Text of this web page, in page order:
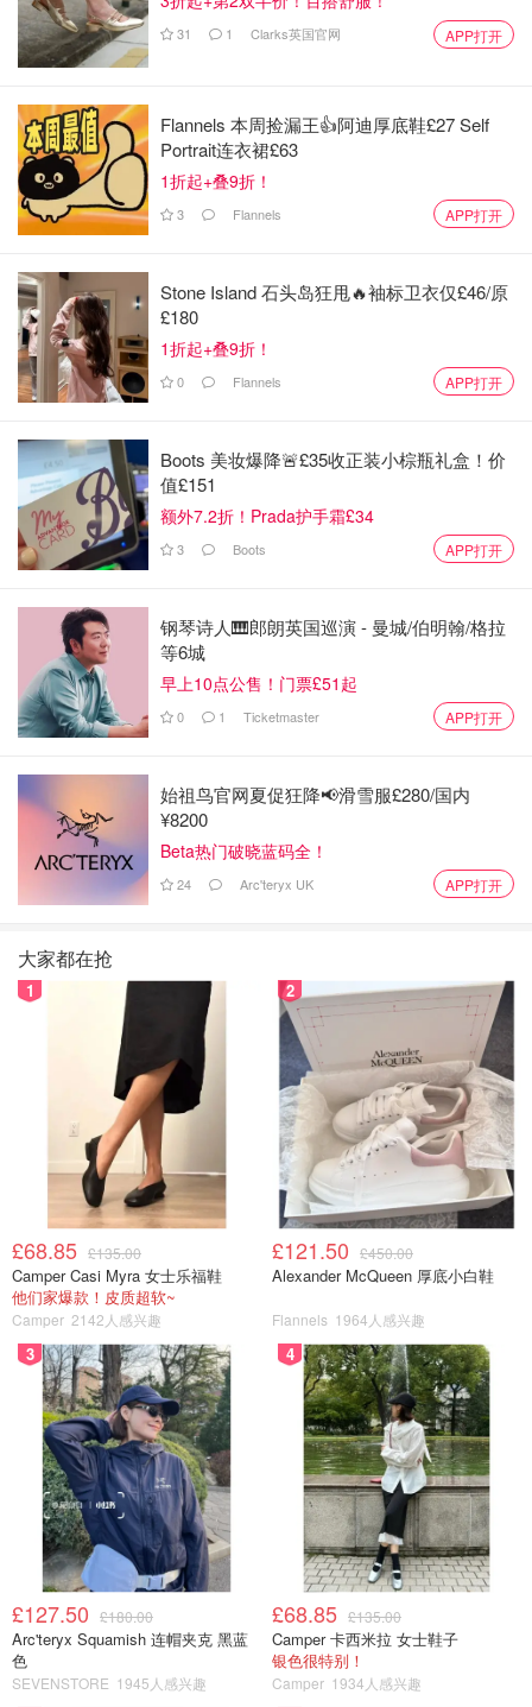
即使都是lvp 质地，但是有些是边沿带齿的 直接拼起来就行
最下面这层绿色 就是pad
我感觉lvp地板 下面的pad越厚 就越贵一些 可能厚一点的
pad 踩着软和吧
31 1 Clarks英国官网 APP打开
Flannels 本周捡漏王👍阿迪厚底鞋£27 Self
Portrait连衣裙£63
1折起+叠9折！
3 Flannels APP打开
Stone Island 石头岛狂甩🔥袖标卫衣仅£46/原
£180
1折起+叠9折！
0 Flannels APP打开
Boots 美妆爆降🚨£35收正装小棕瓶礼盒！价
值£151
额外7.2折！Prada护手霜£34
3 Boots APP打开
钢琴诗人🎹郎朗英国巡演 - 曼城/伯明翰/格拉
等6城
早上10点公售！门票£51起
0 1 Ticketmaster APP打开
始祖鸟官网夏促狂降📢滑雪服£280/国内
¥8200
Beta热门破晓蓝码全！
24 Arc'teryx UK APP打开
大家都在抢
1
£68.85 £135.00
Camper Casi Myra 女士乐福鞋
他们家爆款！皮质超软~
Camper 2142人感兴趣
2
£121.50 £450.00
Alexander McQueen 厚底小白鞋
Flannels 1964人感兴趣
3
£127.50 £180.00
Arc'teryx Squamish 连帽夹克 黑蓝
色
SEVENSTORE 1945人感兴趣
4
£68.85 £135.00
Camper 卡西米拉 女士鞋子
银色很特别！
Camper 1934人感兴趣